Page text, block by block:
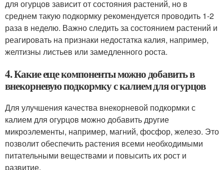
для огурцов зависит от состояния растений, но в
среднем такую подкормку рекомендуется проводить 1-2
раза в неделю. Важно следить за состоянием растений и
реагировать на признаки недостатка калия, например,
желтизны листьев или замедленного роста.
4. Какие еще компоненты можно добавить в
внекорневую подкормку с калием для огурцов
Для улучшения качества внекорневой подкормки с
калием для огурцов можно добавить другие
микроэлементы, например, магний, фосфор, железо. Это
позволит обеспечить растения всеми необходимыми
питательными веществами и повысить их рост и
развитие.